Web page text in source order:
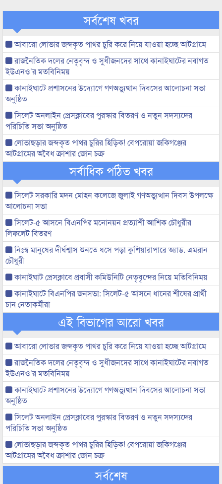
সর্বশেষ খবর
আবারো লোভার জব্দকৃত পাথর চুরি করে নিয়ে যাওয়া হচ্ছে আটগ্রামে
রাজনৈতিক দলের নেতৃবৃন্দ ও সুধীজনদের সাথে কানাইঘাটের নবাগত
ইউএনও’র মতবিনিময়
কানাইঘাটে প্রশাসনের উদ্যোগে গণঅভ্যুত্থান দিবসের আলোচনা সভা
অনুষ্ঠিত
সিলেট অনলাইন প্রেসক্লাবের পুরস্কার বিতরণ ও নতুন সদস্যদের
পরিচিতি সভা অনুষ্ঠিত
লোভাছড়ার জব্দকৃত পাথর চুরির হিড়িক! বেপরোয়া জকিগঞ্জের
আটগ্রামের অবৈধ ক্রাশার জোন চক্র
সর্বাধিক পঠিত খবর
সিলেট সরকারি মদন মোহন কলেজে জুলাই গণঅভ্যুত্থান দিবস উপলক্ষে
আলোচনা সভা
সিলেট-৫ আসনে বিএনপির মনোনয়ন প্রত্যাশী আশিক চৌধুরীর
লিফলেট বিতরণ
নিঃস্ব মানুষের দীর্ঘশ্বাস শুনতে ধসে পড়া কুশিয়ারাপারে অ্যাড. এমরান
চৌধুরী
কানাইঘাট প্রেসক্লাবে প্রবাসী কমিউনিটি নেতৃবৃন্দের নিয়ে মতিবিনিময়
কানাইঘাটে বিএনপির জনসভা: সিলেট-৫ আসনে ধানের শীষের প্রার্থী
চান নেতাকর্মীরা
এই বিভাগের আরো খবর
আবারো লোভার জব্দকৃত পাথর চুরি করে নিয়ে যাওয়া হচ্ছে আটগ্রামে
রাজনৈতিক দলের নেতৃবৃন্দ ও সুধীজনদের সাথে কানাইঘাটের নবাগত
ইউএনও’র মতবিনিময়
কানাইঘাটে প্রশাসনের উদ্যোগে গণঅভ্যুত্থান দিবসের আলোচনা সভা
অনুষ্ঠিত
সিলেট অনলাইন প্রেসক্লাবের পুরস্কার বিতরণ ও নতুন সদস্যদের
পরিচিতি সভা অনুষ্ঠিত
লোভাছড়ার জব্দকৃত পাথর চুরির হিড়িক! বেপরোয়া জকিগঞ্জের
আটগ্রামের অবৈধ ক্রাশার জোন চক্র
সর্বশেষ